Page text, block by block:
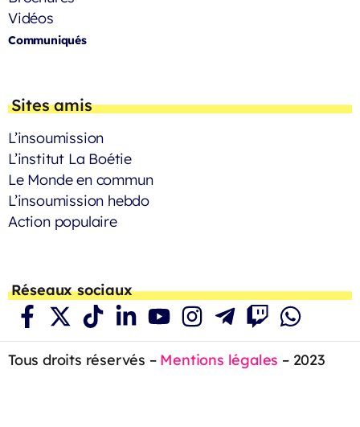
Vidéos
Communiqués
Sites amis
L’insoumission
L’institut La Boétie
Le Monde en commun
L’insoumission hebdo
Action populaire
Réseaux sociaux
Tous droits réservés – Mentions légales – 2023